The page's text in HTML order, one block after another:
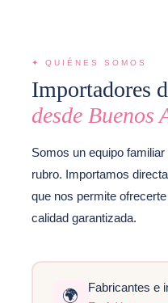
✦ QUIÉNES SOMOS
Importadores
desde Buenos
Somos un equipo
rubro. Importamos
que nos permite
calidad garantizada.
🌍 Fabricantes e